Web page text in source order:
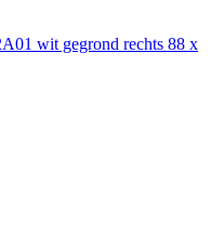
wit gegrond rechts 88 x